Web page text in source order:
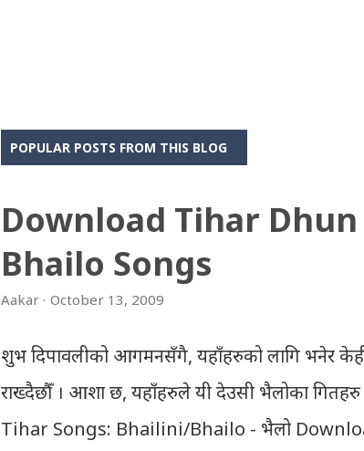
POPULAR POSTS FROM THIS BLOG
Download Tihar
Bhailo Songs
Aakar October 13, 2009
शुभ दिपावलीको आगमनसँगै, यहाँहरुको लागि भनेर
राख्दैछौँ । आशा छ, यहाँहरुले यी देउसी भैलोका
Tihar Songs: Bhailini/Bhailo - भैलो